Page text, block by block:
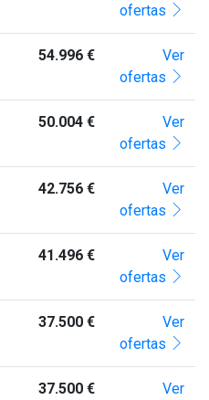
ofertas
54.996 €
Ver
ofertas
50.004 €
Ver
ofertas
42.756 €
Ver
ofertas
41.496 €
Ver
ofertas
37.500 €
Ver
ofertas
37.500 €
Ver